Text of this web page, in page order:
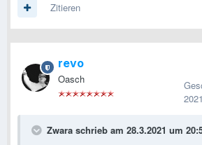
Zitieren
revo
Oasch
2021
Zwara schrieb am 28.3.2021 um